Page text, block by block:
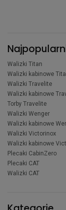
Walizki Titan
Walizki kabinowe
Walizki Travelite
Walizki kabinowe
Torby Travelite
Walizki Wenger
Walizki kabinowe
Walizki Victorinox
Walizki kabinowe
Plecaki CabinZero
Plecaki CAT
Walizki CAT